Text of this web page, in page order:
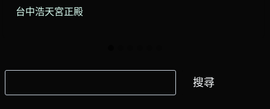
台中浩天宮正殿
尋
搜尋